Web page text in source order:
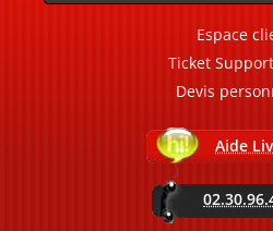
Espace
Ticket
Devis
Aide